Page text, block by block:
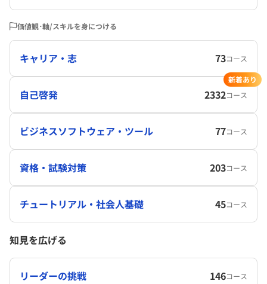
価値観･軸/スキルを身につける
キャリア・志 73コース
自己啓発 2332コース
新着あり
ビジネスソフトウェア・ツール 77コース
資格・試験対策 203コース
チュートリアル・社会人基礎 45コース
知見を広げる
リーダーの挑戦 146コース